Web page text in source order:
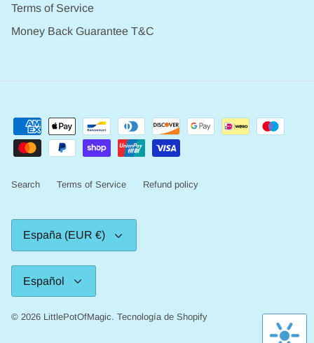
Terms of Service
Money Back Guarantee T&C
Search Terms of Service Refund policy
España (EUR €)
Idioma
Español
© 2026 LittlePotOfMagic. Tecnología de Shopify